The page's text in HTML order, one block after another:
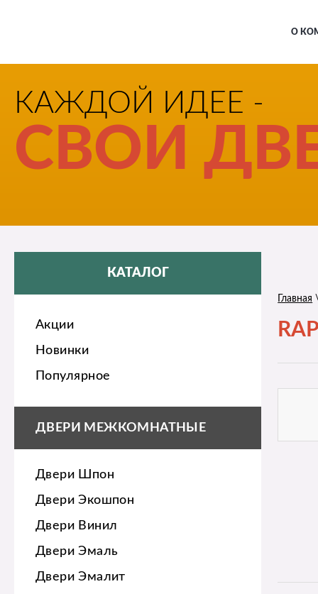
О
КАЖДОЙ ИДЕЕ -
СВОИ
КАТАЛОГ
Акции
Новинки
Популярное
ДВЕРИ МЕЖКОМНАТНЫЕ
Двери Шпон
Двери Экошпон
Двери Винил
Двери Эмаль
Двери Эмалит
Главная